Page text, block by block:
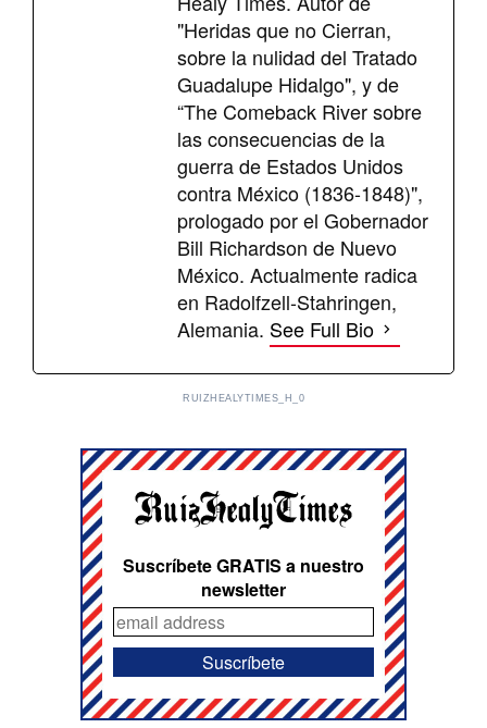
"Heridas que no Cierran,
sobre la nulidad del Tratado
Guadalupe Hidalgo", y de
“The Comeback River sobre
las consecuencias de la
guerra de Estados Unidos
contra México (1836-1848)",
prologado por el Gobernador
Bill Richardson de Nuevo
México. Actualmente radica
en Radolfzell-Stahringen,
Alemania. See Full Bio
RUIZHEALYTIMES_H_0
Suscríbete GRATIS a nuestro
newsletter